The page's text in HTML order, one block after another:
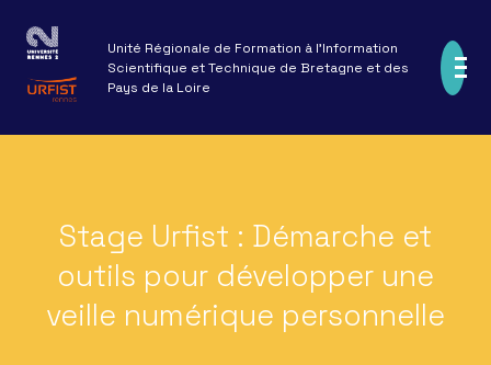
contenu
Unité Régionale de Formation à l'Information
Scientifique et Technique de Bretagne et des
Pays de la Loire
Missions et statuts
Partenaires
Informations pratiques
Modalités d'inscription aux stages
Formations en partenariat
Ressources
Formadoct
Ressources du réseau URFIST
Autres ressources
Recherche et expertise
Projets de recherche
Événements
Publications
Actualités
Stage Urfist : Démarche et
outils pour développer une
veille numérique personnelle